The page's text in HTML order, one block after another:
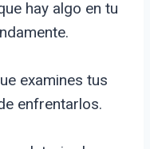
hay algo en tu
examines tus
enfrentarlos.